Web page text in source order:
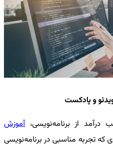
و پادکست
درآمد از برنامه‌نویسی،آموزش
که تجربه مناسبی در برنامه‌نویسی